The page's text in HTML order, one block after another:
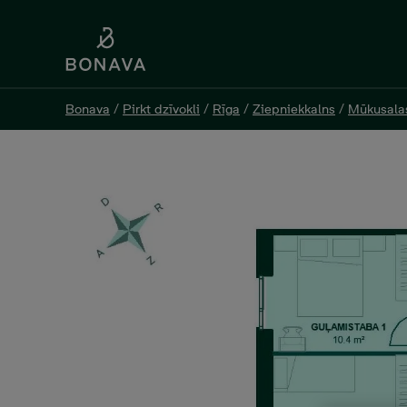
Bonava / Pirkt dzīvokli / Rīga / Ziepniekkalns /
Bonava / Pirkt dzīvokli / Rīga / Ziepniekkalns /